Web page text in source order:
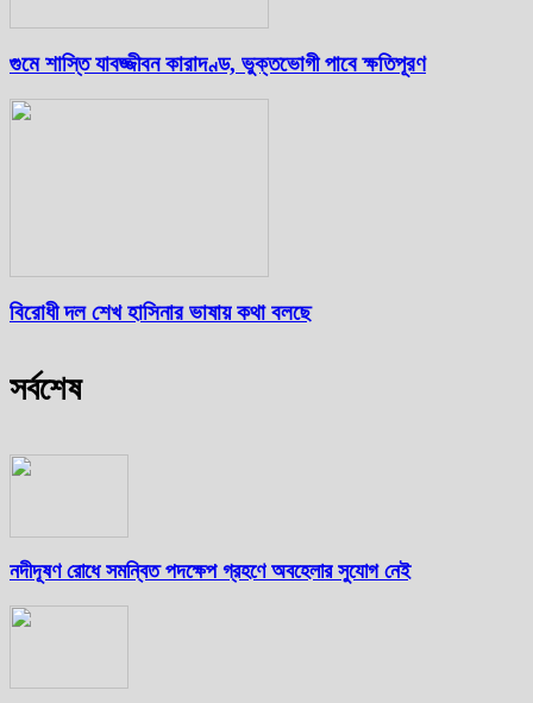
গুমে শাস্তি যাবজ্জীবন কারাদণ্ড, ভুক্তভোগী পাবে ক্ষতিপূরণ
বিরোধী দল শেখ হাসিনার ভাষায় কথা বলছে
সর্বশেষ
নদীদূষণ রোধে সমন্বিত পদক্ষেপ গ্রহণে অবহেলার সুযোগ নেই